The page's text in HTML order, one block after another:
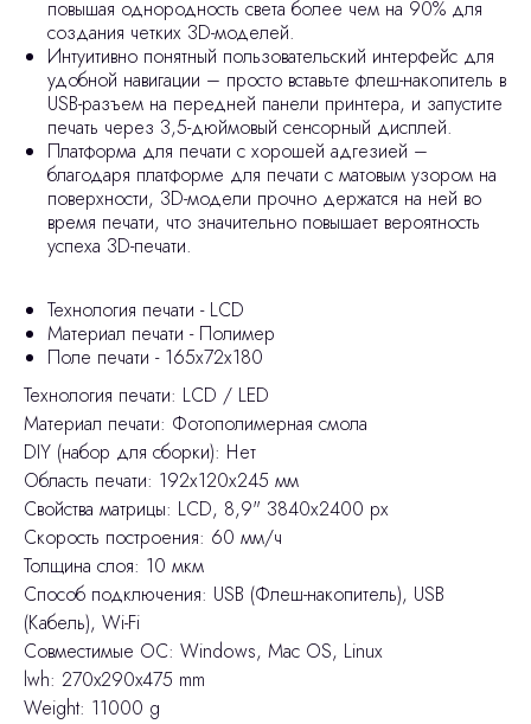
повышая однородность света более чем на 90% для
создания четких 3D-моделей.
Интуитивно понятный пользовательский интерфейс для
удобной навигации – просто вставьте флеш-накопитель в
USB-разъем на передней панели принтера, и запустите
печать через 3,5-дюймовый сенсорный дисплей.
Платформа для печати с хорошей адгезией –
благодаря платформе для печати с матовым узором на
поверхности, 3D-модели прочно держатся на ней во
время печати, что значительно повышает вероятность
успеха 3D-печати.
Технология печати - LCD
Материал печати - Полимер
Поле печати - 165х72х180
Технология печати: LCD / LED
Материал печати: Фотополимерная смола
DIY (набор для сборки): Нет
Область печати: 192х120х245 мм
Свойства матрицы: LCD, 8,9" 3840х2400 px
Скорость построения: 60 мм/ч
Толщина слоя: 10 мкм
Способ подключения: USB (Флеш-накопитель), USB
(Кабель), Wi-Fi
Совместимые ОС: Windows, Mac OS, Linux
lwh: 270x290x475 mm
Weight: 11000 g